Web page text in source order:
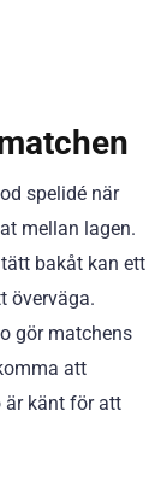
spelidé när
mellan lagen.
bakåt kan ett
överväga.
gör matchens
att
är känt för att